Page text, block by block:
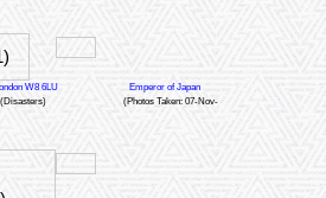
W8 6LU
Emperor of Japan
(Disasters)
(Photos Taken: 07-Nov-